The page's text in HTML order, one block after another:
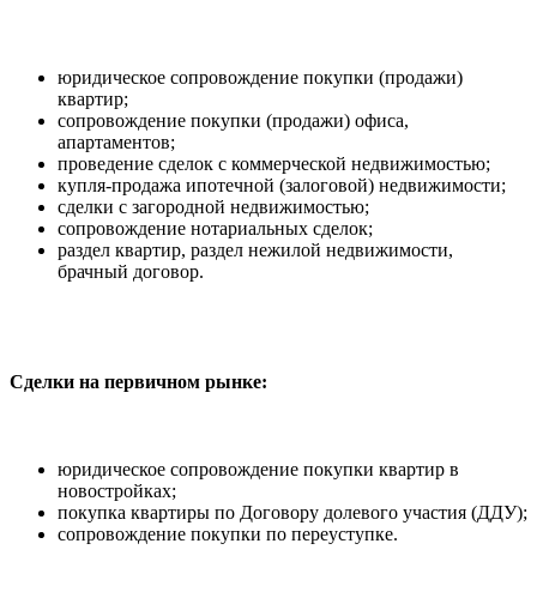
юридическое сопровождение покупки (продажи)
квартир;
cопровождение покупки (продажи) офиса,
апартаментов;
проведение сделок с коммерческой недвижимостью;
купля-продажа ипотечной (залоговой) недвижимости;
сделки с загородной недвижимостью;
сопровождение нотариальных сделок;
раздел квартир, раздел нежилой недвижимости,
брачный договор.
Сделки на первичном рынке:
юридическое сопровождение покупки квартир в
новостройках;
покупка квартиры по Договору долевого участия (ДДУ);
сопровождение покупки по переуступке.